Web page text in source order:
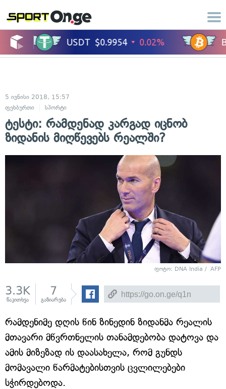
5 ივნისი 2018, 15:57
ფეხბურთი
სპორტი
ტესტი: რამდენად კარგად იცნობ
ზიდანის მიღწევებს რეალში?
ფოტო: DNA India / AFP
3.3K
წაკითხვა
7
გაზიარება
რამდენიმე დღის წინ ზინედინ ზიდანმა რეალის
მთავარი მწვრთნელის თანამდებობა დატოვა და
ამის მიზეზად ის დაასახელა, რომ გუნდს
მომავალი წარმატებისთვის ცვლილებები
სჭირდებოდა.